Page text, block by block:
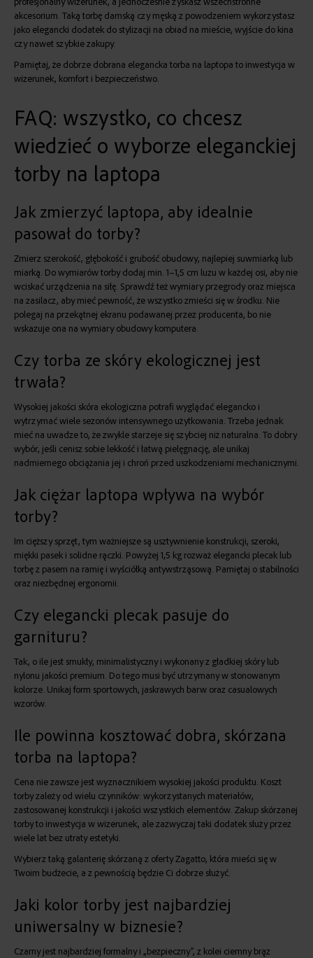
akcesorium. Taką torbę damską czy męską z powodzeniem wykorzystasz
jako elegancki dodatek do stylizacji na obiad na mieście, wyjście do kina
czy nawet szybkie zakupy.
Pamiętaj, że dobrze dobrana elegancka torba na laptopa to inwestycja w
wizerunek, komfort i bezpieczeństwo.
FAQ: wszystko, co chcesz
wiedzieć o wyborze eleganckiej
torby na laptopa
Jak zmierzyć laptopa, aby idealnie
pasował do torby?
Zmierz szerokość, głębokość i grubość obudowy, najlepiej suwmiarką lub
miarką. Do wymiarów torby dodaj min. 1–1,5 cm luzu w każdej osi, aby nie
wciskać urządzenia na siłę. Sprawdź też wymiary przegrody oraz miejsca
na zasilacz, aby mieć pewność, że wszystko zmieści się w środku. Nie
polegaj na przekątnej ekranu podawanej przez producenta, bo nie
wskazuje ona na wymiary obudowy komputera.
Czy torba ze skóry ekologicznej jest
trwała?
Wysokiej jakości skóra ekologiczna potrafi wyglądać elegancko i
wytrzymać wiele sezonów intensywnego użytkowania. Trzeba jednak
mieć na uwadze to, że zwykle starzeje się szybciej niż naturalna. To dobry
wybór, jeśli cenisz sobie lekkość i łatwą pielęgnację, ale unikaj
nadmiernego obciążania jej i chroń przed uszkodzeniami mechanicznymi.
Jak ciężar laptopa wpływa na wybór
torby?
Im cięższy sprzęt, tym ważniejsze są usztywnienie konstrukcji, szeroki,
miękki pasek i solidne rączki. Powyżej 1,5 kg rozważ elegancki plecak lub
torbę z pasem na ramię i wyściółką antywstrząsową. Pamiętaj o stabilności
oraz niezbędnej ergonomii.
Czy elegancki plecak pasuje do
garnituru?
Tak, o ile jest smukły, minimalistyczny i wykonany z gładkiej skóry lub
nylonu jakości premium. Do tego musi być utrzymany w stonowanym
kolorze. Unikaj form sportowych, jaskrawych barw oraz casualowych
wzorów.
Ile powinna kosztować dobra, skórzana
torba na laptopa?
Cena nie zawsze jest wyznacznikiem wysokiej jakości produktu. Koszt
torby zależy od wielu czynników: wykorzystanych materiałów,
zastosowanej konstrukcji i jakości wszystkich elementów. Zakup skórzanej
torby to inwestycja w wizerunek, ale zazwyczaj taki dodatek służy przez
wiele lat bez utraty estetyki.
Wybierz taką galanterię skórzaną z oferty Zagatto, która mieści się w
Twoim budżecie, a z pewnością będzie Ci dobrze służyć.
Jaki kolor torby jest najbardziej
uniwersalny w biznesie?
Czarny jest najbardziej formalny i „bezpieczny”, z kolei ciemny brąz